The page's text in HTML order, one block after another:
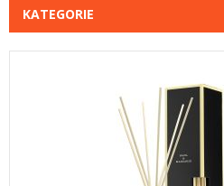
KATEGORIE